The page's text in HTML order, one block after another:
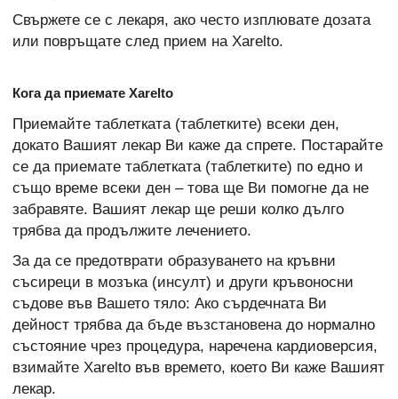
Свържете се с лекаря, ако често изплювате дозата
или повръщате след прием на Xarelto.
Кога да приемате Xarelto
Приемайте таблетката (таблетките) всеки ден,
докато Вашият лекар Ви каже да спрете. Постарайте
се да приемате таблетката (таблетките) по едно и
също време всеки ден – това ще Ви помогне да не
забравяте. Вашият лекар ще реши колко дълго
трябва да продължите лечението.
За да се предотврати образуването на кръвни
съсиреци в мозъка (инсулт) и други кръвоносни
съдове във Вашето тяло: Ако сърдечната Ви
дейност трябва да бъде възстановена до нормално
състояние чрез процедура, наречена кардиоверсия,
взимайте Xarelto във времето, което Ви каже Вашият
лекар.